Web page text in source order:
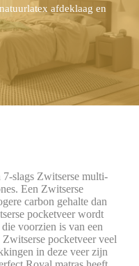
afdeklaag en
7-slags Zwitserse multi-
Een Zwitserse
carbon gehalte dan
pocketveer wordt
voorzien is van een
pocketveer veel
in deze veer zijn